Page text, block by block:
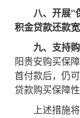
八、开展“
积金贷款还款
九、支持
阳贵安购买保
首付款后，仍
贷款购买保障
上述措施将